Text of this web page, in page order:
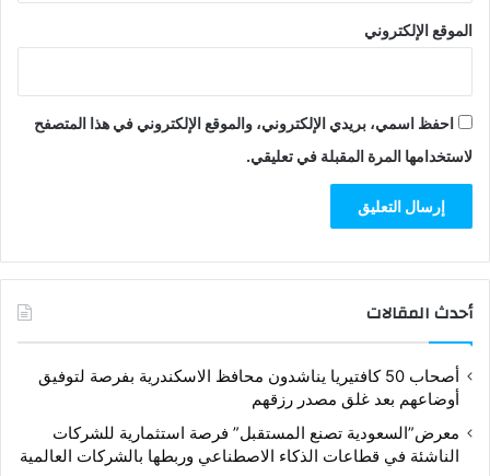
الموقع الإلكتروني
احفظ اسمي، بريدي الإلكتروني، والموقع الإلكتروني في هذا المتصفح
لاستخدامها المرة المقبلة في تعليقي.
أحدث المقالات
أصحاب 50 كافتيريا يناشدون محافظ الاسكندرية بفرصة لتوفيق
أوضاعهم بعد غلق مصدر رزقهم
معرض”السعودية تصنع المستقبل” فرصة استثمارية للشركات
الناشئة في قطاعات الذكاء الاصطناعي وربطها بالشركات العالمية